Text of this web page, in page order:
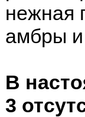
нежная
амбры и
В
3